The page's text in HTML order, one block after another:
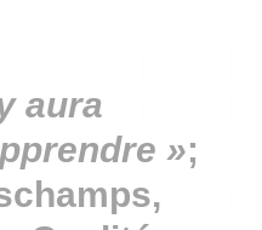
aura
»;